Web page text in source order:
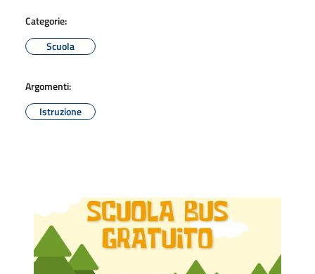
Categorie:
Scuola
Argomenti:
Istruzione